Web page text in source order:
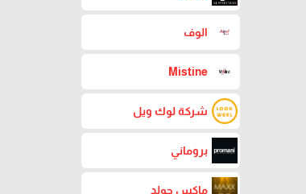
الوف
Mistine
شركة لوك ويل
بروماني
ماكس جولد